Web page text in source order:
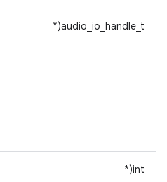
audio_io_handle_t(*
int(*